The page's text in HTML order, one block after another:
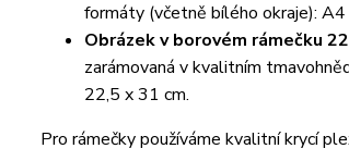
formáty (včetně bílého okraje):
Obrázek v borovém rámečku
zarámovaná v kvalitním
22,5 x 31 cm.
Pro rámečky používáme kvalitní krycí